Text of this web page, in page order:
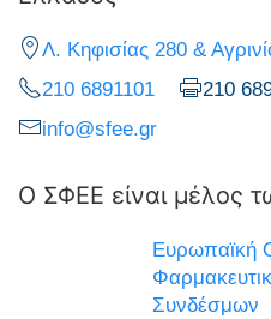
Λ. Κηφισίας 280 &
210 6891101
210
info@sfee.gr
Ο ΣΦΕΕ είναι μέλος
Ευρωπαϊκή
Συνδέσμων